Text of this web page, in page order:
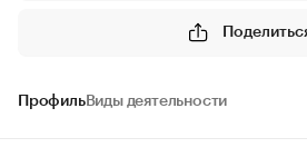
ПрофильВиды деятельности